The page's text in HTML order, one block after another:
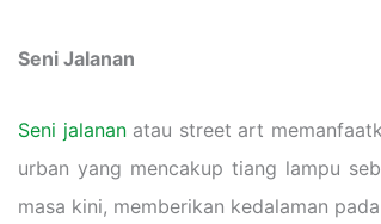
Seni Jalanan
Seni jalananatau street art
urban yang mencakup tiang lampu
masa kini, memberikan kedalaman